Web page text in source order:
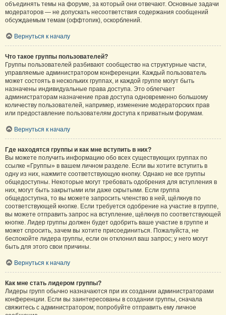
объединять темы на форуме, за который они отвечают. Основные задачи
модераторов — не допускать несоответствия содержания сообщений
обсуждаемым темам (оффтопик), оскорблений.
Вернуться к началу
Что такое группы пользователей?
Группы пользователей разбивают сообщество на структурные части,
управляемые администратором конференции. Каждый пользователь
может состоять в нескольких группах, и каждой группе могут быть
назначены индивидуальные права доступа. Это облегчает
администраторам назначение прав доступа одновременно большому
количеству пользователей, например, изменение модераторских прав
или предоставление пользователям доступа к приватным форумам.
Вернуться к началу
Где находятся группы и как мне вступить в них?
Вы можете получить информацию обо всех существующих группах по
ссылке «Группы» в вашем личном разделе. Если вы хотите вступить в
одну из них, нажмите соответствующую кнопку. Однако не все группы
общедоступны. Некоторые могут требовать одобрения для вступления в
них, могут быть закрытыми или даже скрытыми. Если группа
общедоступна, то вы можете запросить членство в ней, щёлкнув по
соответствующей кнопке. Если требуется одобрение на участие в группе,
вы можете отправить запрос на вступление, щёлкнув по соответствующей
кнопке. Лидер группы должен будет одобрить ваше участие в группе и
может спросить, зачем вы хотите присоединиться. Пожалуйста, не
беспокойте лидера группы, если он отклонил ваш запрос; у него могут
быть для этого свои причины.
Вернуться к началу
Как мне стать лидером группы?
Лидеры групп обычно назначаются при их создании администраторами
конференции. Если вы заинтересованы в создании группы, сначала
свяжитесь с администратором; попробуйте отправить ему личное